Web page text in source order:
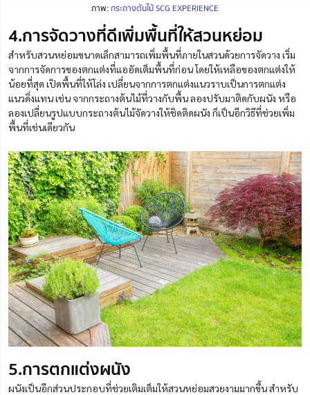
ภาพ:กระถางต้นไม้ SCG EXPERIENCE
4.การจัดวางที่ดีเพิ่มพื้นที่ให้สวนหย่อม
สำหรับสวนหย่อมขนาดเล็กสามารถเพิ่มพื้นที่ภายในสวนด้วยการจัดวาง เริ่ม
จากการจัดการของตกแต่งที่แออัดเต็มพื้นที่ก่อน โดยให้เหลือของตกแต่งให้
น้อยที่สุด เปิดพื้นที่ให้โล่ง เปลี่ยนจากการตกแต่งแนวราบเป็นการตกแต่ง
แนวดิ่งแทน เช่น จากกระถางต้นไม้ที่วางกับพื้น ลองปรับมาติดกับผนัง หรือ
ลองเปลี่ยนรูปแบบกระถางต้นไม้จัดวางให้ชิดติดผนัง ก็เป็นอีกวิธีที่ช่วยเพิ่ม
พื้นที่เช่นเดียวกัน
5.การตกแต่งผนัง
ผนังเป็นอีกส่วนประกอบที่ช่วยเติมเต็มให้สวนหย่อมสวยงามมากขึ้น สำหรับ